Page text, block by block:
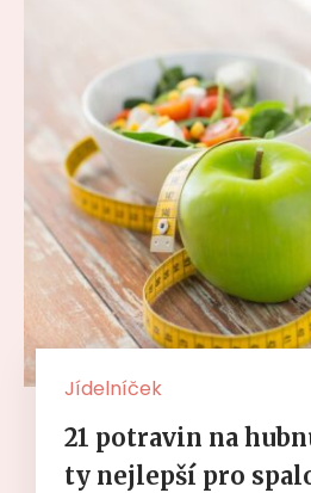
Jídelníček
21 potravin na
ty nejlepší pro